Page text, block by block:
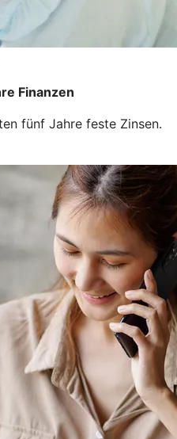
Finanzen
fünf Jahre feste Zinsen.